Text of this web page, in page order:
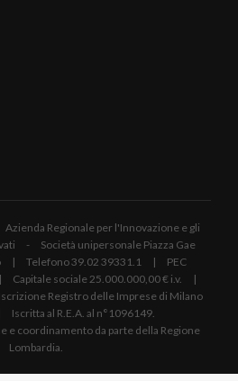
Regionale per l'Innovazione e gli
- Società unipersonale Piazza Gae
| Telefono 39.02 39331.1 | PEC
Capitale sociale 25.000.000,00 € i.v. |
Registro delle Imprese di Milano
al R.E.A. al n°1096149.
e coordinamento da parte della Regione
Lombardia.